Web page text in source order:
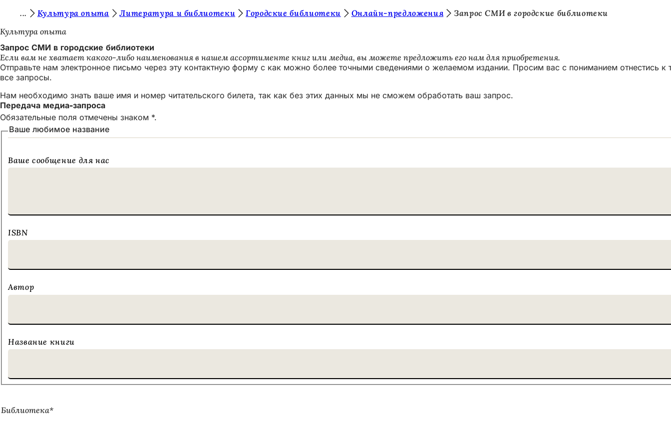
Перейти к содержимому
ы
з
д
е
с
ь
:
Культура опыта Литература и библиотеки Городские библиотеки Онлайн-предложения
Запрос СМИ в городские библиотеки
Культура опыта
Запрос СМИ в городские библиотеки
Если вам не хватает какого-либо наименования в нашем ассортименте книг или медиа, вы можете предложить его нам для приобретения.
Отправьте нам электронное письмо через эту контактную форму с как можно более точными сведениями о желаемом издании. Просим вас с пониманием отнестись
все запросы.
Нам необходимо знать ваше имя и номер читательского билета, так как без этих данных мы не сможем обработать ваш запрос.
Передача медиа-запроса
Обязательные поля отмечены знаком *.
Ваше любимое название
Ваше сообщение для нас
ISBN
Автор
Название книги
В
Библиотека*